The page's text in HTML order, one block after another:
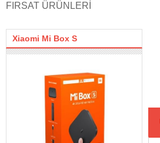
FIRSAT ÜRÜNLERİ
Xiaomi Mi Box S